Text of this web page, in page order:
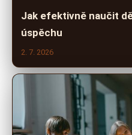
Jak efektivně naučit
úspěchu
2. 7. 2026